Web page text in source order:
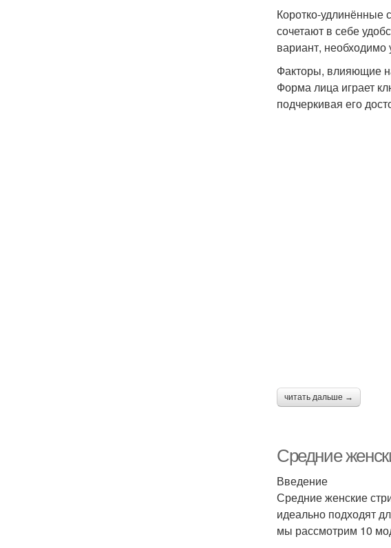
Коротко-удлинённые
сочетают в себе
вариант,
Факторы, влияющие
Форма лица играет
подчеркивая его
читать дальше →
Средние
Введение
Средние женские
идеально подходят
мы рассмотрим 10